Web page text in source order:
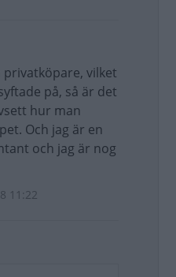
privatköpare, vilket
på, så är det
hur man
Och jag är en
och jag är nog
11:22